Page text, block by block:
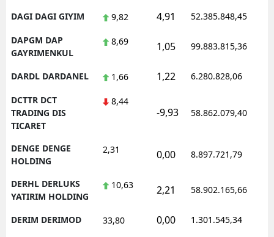
DAGI DAGI GIYIM 9,82 4,91 52.385.848,45
DAPGM DAP
GAYRIMENKUL
8,69 1,05 99.883.815,36
DARDL DARDANEL 1,66 1,22 6.280.828,06
DCTTR DCT
TRADING DIS
TICARET
8,44
-9,93 58.862.079,40
DENGE DENGE
HOLDING
2,31 0,00 8.897.721,79
DERHL DERLUKS
YATIRIM HOLDING
10,63 2,21 58.902.165,66
DERIM DERIMOD 33,80 0,00 1.301.545,34